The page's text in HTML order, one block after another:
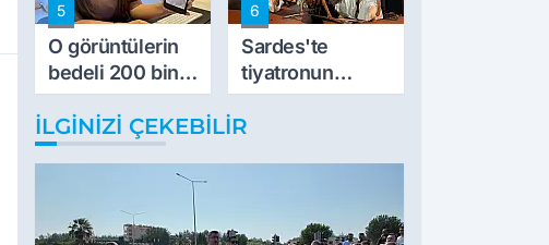
5
O görüntülerin
bedeli 200 bin
TL
6
Sardes'te
tiyatronun
imece ruhu
binlerce yıllık
İLGINIZI ÇEKEBILIR